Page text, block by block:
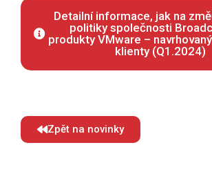
Detailní informace, jak na
politiky společnosti
produkty VMware –
klienty (Q1.2024)
Zpět na novinky